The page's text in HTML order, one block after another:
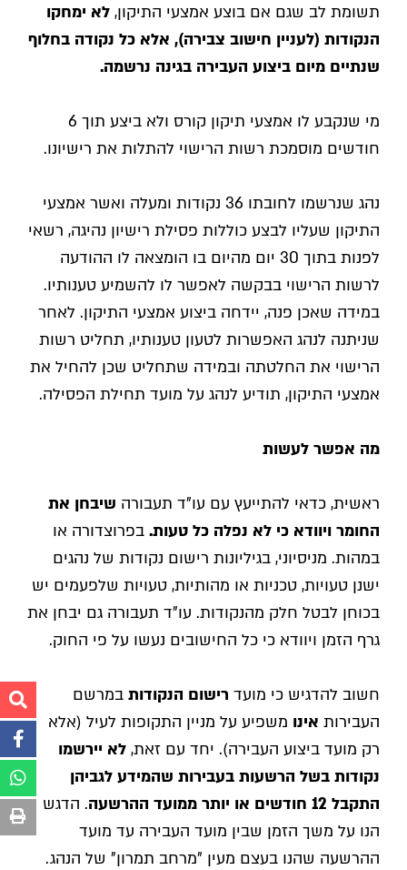
תשומת לב שגם אם בוצע אמצעי התיקון, לא ימחקו
הנקודות (לעניין חישוב צבירה), אלא כל נקודה בחלוף
שנתיים מיום ביצוע העבירה בגינה נרשמה.
מי שנקבע לו אמצעי תיקון קורס ולא ביצע תוך 6
חודשים מוסמכת רשות הרישוי להתלות את רישיונו.
נהג שנרשמו לחובתו 36 נקודות ומעלה ואשר אמצעי
התיקון שעליו לבצע כוללות פסילת רישיון נהיגה, רשאי
לפנות בתוך 30 יום מהיום בו הומצאה לו ההודעה
לרשות הרישוי בבקשה לאפשר לו להשמיע טענותיו.
במידה שאכן פנה, יידחה ביצוע אמצעי התיקון. לאחר
שניתנה לנהג האפשרות לטעון טענותיו, תחליט רשות
הרישוי את החלטתה ובמידה שתחליט שכן להחיל את
אמצעי התיקון, תודיע לנהג על מועד תחילת הפסילה.
מה אפשר לעשות
ראשית, כדאי להתייעץ עם עו"ד תעבורה שיבחן את
החומר ויוודא כי לא נפלה כל טעות. בפרוצדורה או
במהות. מניסיוני, בגיליונות רישום נקודות של נהגים
ישנן טעויות, טכניות או מהותיות, טעויות שלפעמים יש
בכוחן לבטל חלק מהנקודות. עו"ד תעבורה גם יבחן את
גרף הזמן ויוודא כי כל החישובים נעשו על פי החוק.
חשוב להדגיש כי מועד רישום הנקודות במרשם
העבירות אינו משפיע על מניין התקופות לעיל (אלא
רק מועד ביצוע העבירה). יחד עם זאת, לא יירשמו
נקודות בשל הרשעות בעבירות שהמידע לגביהן
התקבל 12 חודשים או יותר ממועד ההרשעה
. הדגש
הנו על משך הזמן שבין מועד העבירה עד מועד
ההרשעה שהנו בעצם מעין "מרחב תמרון" של הנהג.